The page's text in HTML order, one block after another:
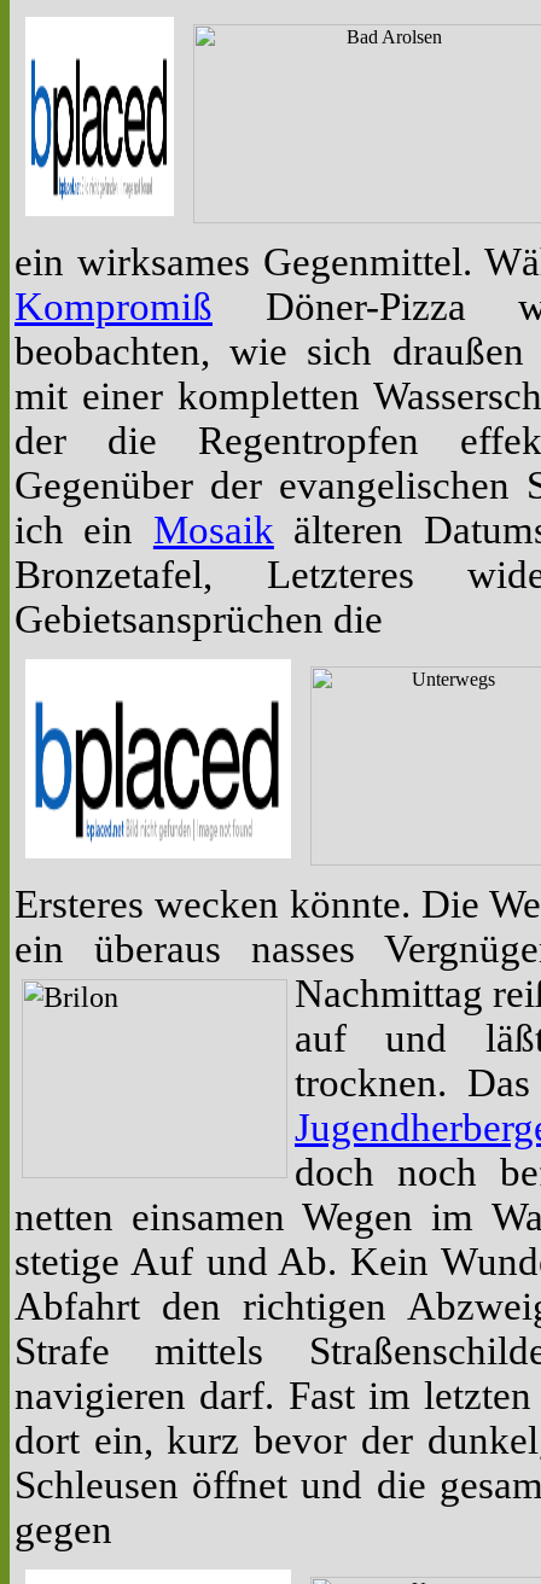
ein wirksames Gegenmittel.
Kompromiß Döner-Pizza
beobachten, wie sich
mit einer kompletten
der die Regentropfen
Gegenüber der evangelischen
ich ein Mosaik älteren
Bronzetafel, Letzteres
Gebietsansprüchen die
Ersteres wecken könnte. Die
ein überaus nasses
Nachmittag
auf und
trocknen.
doch noch
netten einsamen Wegen im
stetige Auf und Ab. Kein
Abfahrt den richtigen
Strafe mittels
navigieren darf. Fast im
dort ein, kurz bevor der
Schleusen öffnet und die
gegen